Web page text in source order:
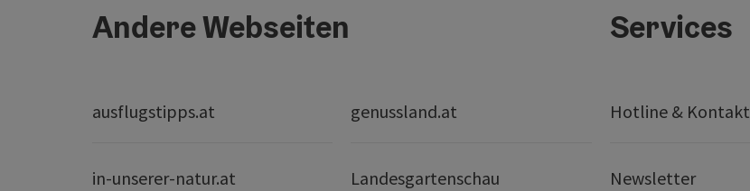
Andere Webseiten
ausflugstipps.at genussland.at
in-unserer-natur.at Landesgartenschau
Services
Hotline & Kontakt
Newsletter